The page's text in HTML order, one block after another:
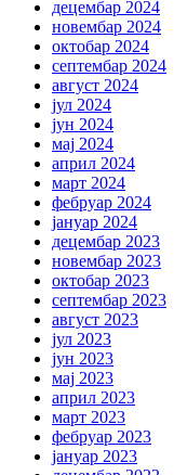
децембар 2024
новембар 2024
октобар 2024
септембар 2024
август 2024
јул 2024
јун 2024
мај 2024
април 2024
март 2024
фебруар 2024
јануар 2024
децембар 2023
новембар 2023
октобар 2023
септембар 2023
август 2023
јул 2023
јун 2023
мај 2023
април 2023
март 2023
фебруар 2023
јануар 2023